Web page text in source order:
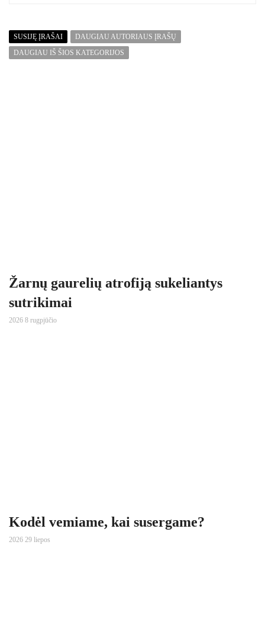
SUSIJĘ ĮRAŠAI
DAUGIAU AUTORIAUS ĮRAŠŲ
DAUGIAU IŠ ŠIOS KATEGORIJOS
Žarnų gaurelių atrofiją sukeliantys
sutrikimai
2026 8 rugpjūčio
Kodėl vemiame, kai susergame?
2026 29 liepos